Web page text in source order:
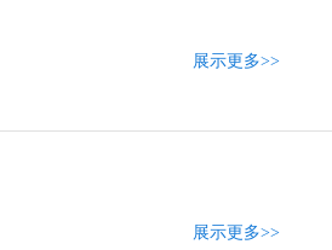
展示更多>>
展示更多>>